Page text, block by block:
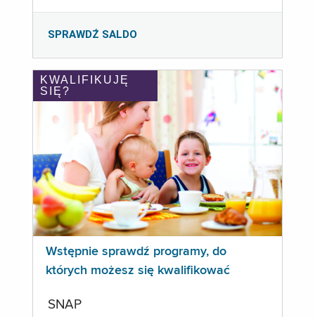
SPRAWDŹ SALDO
KWALIFIKUJĘ
SIĘ?
Wstępnie sprawdź programy, do
których możesz się kwalifikować
SNAP